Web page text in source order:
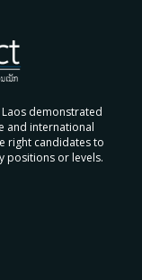
demonstrated
and international
right candidates to
positions or levels.